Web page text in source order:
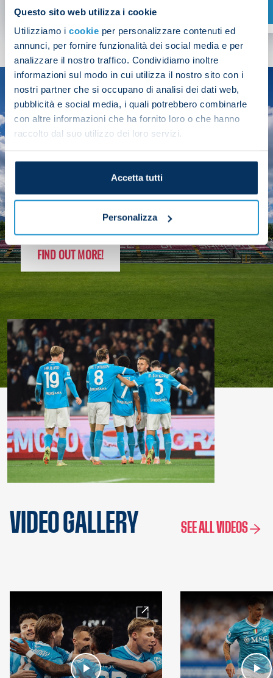
Questo sito web utilizza i cookie
Utilizziamo i cookie per personalizzare contenuti ed
annunci, per fornire funzionalità dei social media e per
analizzare il nostro traffico. Condividiamo inoltre
informazioni sul modo in cui utilizza il nostro sito con i
nostri partner che si occupano di analisi dei dati web,
pubblicità e social media, i quali potrebbero combinarle
con altre informazioni che ha fornito loro o che hanno
raccolto dal suo utilizzo dei loro servizi.
Accetta tutti
Personalizza
SHOP NOW
SEASON
2025/26
FOLLOW THE CHAMPS' JOURNEY
FIND OUT MORE!
VIDEO GALLERY SEE ALL VIDEOS